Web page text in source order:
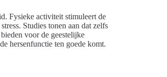
Fysieke activiteit stimuleert de
Studies tonen aan dat zelfs
voor de geestelijke
hersenfunctie ten goede komt.